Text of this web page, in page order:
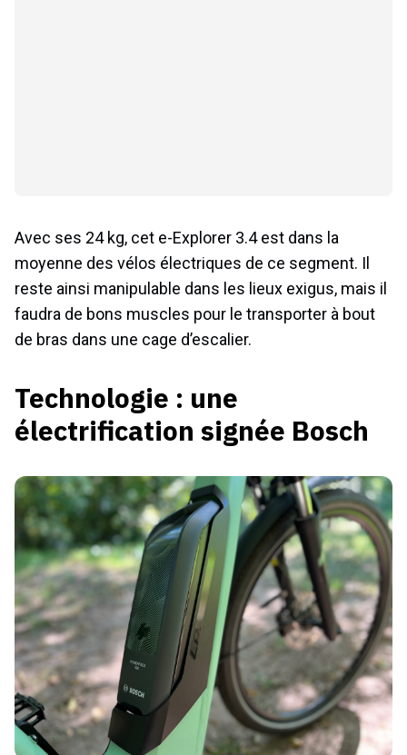
Avec ses 24 kg, cet e-Explorer 3.4 est dans la
moyenne des vélos électriques de ce segment. Il
reste ainsi manipulable dans les lieux exigus, mais il
faudra de bons muscles pour le transporter à bout
de bras dans une cage d’escalier.
Technologie : une
électrification signée Bosch